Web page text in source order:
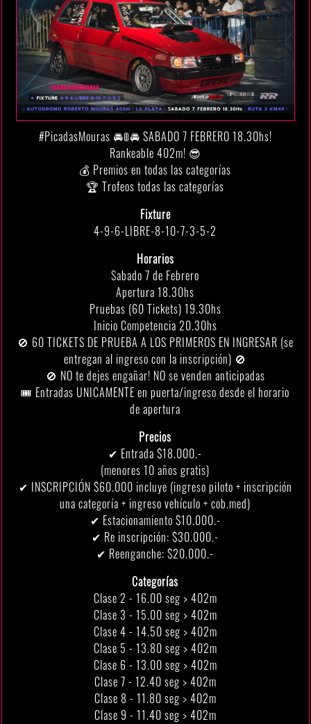
#PicadasMouras 🚘🚦🚘 SABADO 7 FEBRERO 18.30hs!
Rankeable 402m! 😎
💰 Premios en todas las categorías
🏆 Trofeos todas las categorías
Fixture
4-9-6-LIBRE-8-10-7-3-5-2
Horarios
Sabado 7 de Febrero
Apertura 18.30hs
Pruebas (60 Tickets) 19.30hs
Inicio Competencia 20.30hs
🚫 60 TICKETS DE PRUEBA A LOS PRIMEROS EN INGRESAR (se
entregan al ingreso con la inscripción) 🚫
🚫 NO te dejes engañar! NO se venden anticipadas
🎟 Entradas UNICAMENTE en puerta/ingreso desde el horario
de apertura
Precios
✔ Entrada $18.000.-
(menores 10 años gratis)
✔ INSCRIPCIÓN $60.000 incluye (ingreso piloto + inscripción
una categoría + ingreso vehículo + cob.med)
✔ Estacionamiento $10.000.-
✔ Re inscripción: $30.000.-
✔ Reenganche: $20.000.-
Categorías
Clase 2 - 16.00 seg > 402m
Clase 3 - 15.00 seg > 402m
Clase 4 - 14.50 seg > 402m
Clase 5 - 13.80 seg > 402m
Clase 6 - 13.00 seg > 402m
Clase 7 - 12.40 seg > 402m
Clase 8 - 11.80 seg > 402m
Clase 9 - 11.40 seg > 402m